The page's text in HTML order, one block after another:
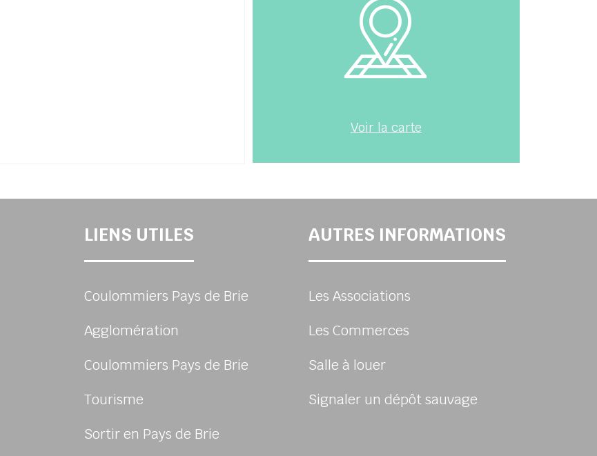
Voir la carte
LIENS UTILES
Coulommiers Pays de Brie
Agglomération
Coulommiers Pays de Brie
Tourisme
Sortir en Pays de Brie
AUTRES INFORMATIONS
Les Associations
Les Commerces
Salle à louer
Signaler un dépôt sauvage